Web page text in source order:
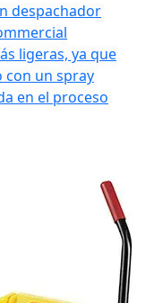
despachador
ligeras, ya que
con un spray
en el proceso